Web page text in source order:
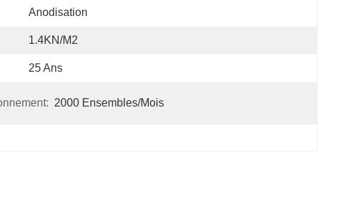
Anodisation
1.4KN/m2
25 Ans
2000 Ensembles/mois